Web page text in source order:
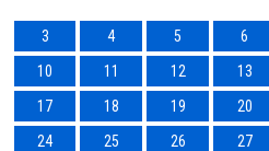
3
4 5 6
10
11 12 13
17
18 19 20
24
25 26 27